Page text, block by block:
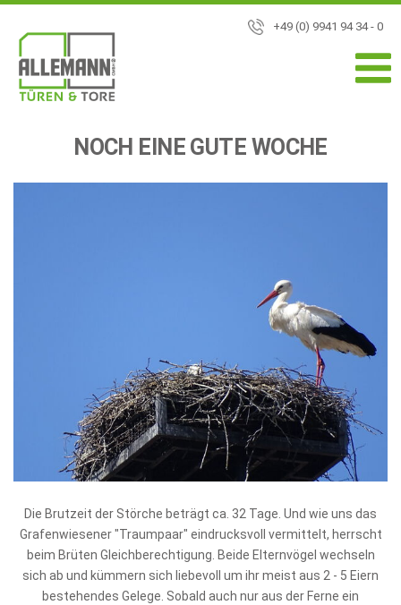
+49 (0) 9941 94 34 - 0
NOCH EINE GUTE WOCHE
Die Brutzeit der Störche beträgt ca. 32 Tage. Und wie uns das
Grafenwiesener "Traumpaar" eindrucksvoll vermittelt, herrscht
beim Brüten Gleichberechtigung. Beide Elternvögel wechseln
sich ab und kümmern sich liebevoll um ihr meist aus 2 - 5 Eiern
bestehendes Gelege. Sobald auch nur aus der Ferne ein